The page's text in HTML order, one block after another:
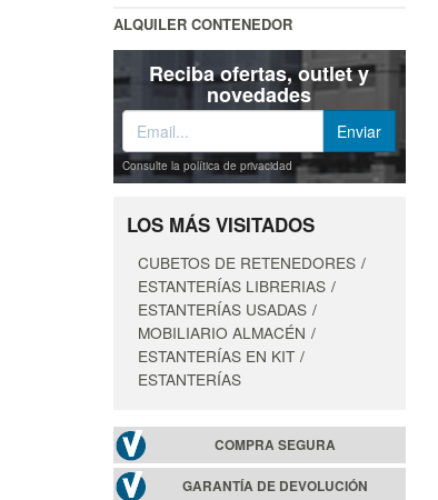
ALQUILER CONTENEDOR
Reciba ofertas, outlet y
novedades
Consulte la política de privacidad
LOS MÁS VISITADOS
CUBETOS DE RETENEDORES
ESTANTERÍAS LIBRERIAS
ESTANTERÍAS USADAS
MOBILIARIO ALMACÉN
ESTANTERÍAS EN KIT
ESTANTERÍAS
COMPRA SEGURA
GARANTÍA DE DEVOLUCIÓN